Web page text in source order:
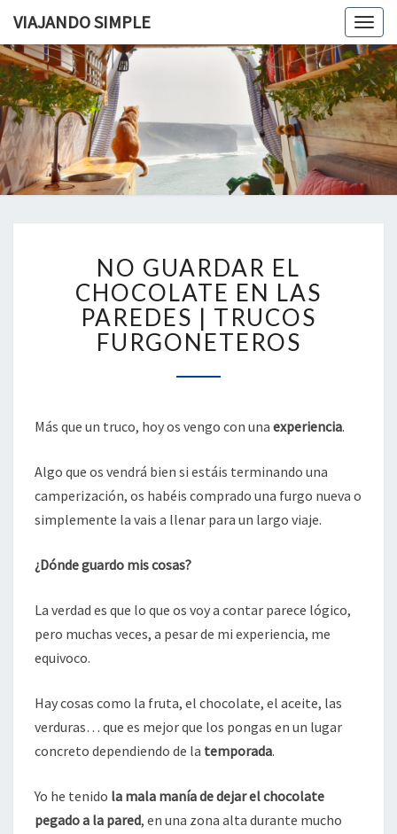
VIAJANDO SIMPLE
SIMPLE
Viviendo
En Un
Camión
Por
Europa
GUARDAR
EL
CHOCOLATE
LAS
|
FURGONETEROS
NO GUARDAR EL
CHOCOLATE EN LAS
PAREDES | TRUCOS
FURGONETEROS
Más que un truco, hoy os vengo con una experiencia.
Algo que os vendrá bien si estáis terminando una
camperización, os habéis comprado una furgo nueva o
simplemente la vais a llenar para un largo viaje.
¿Dónde guardo mis cosas?
La verdad es que lo que os voy a contar parece lógico,
pero muchas veces, a pesar de mi experiencia, me
equivoco.
Hay cosas como la fruta, el chocolate, el aceite, las
verduras… que es mejor que los pongas en un lugar
concreto dependiendo de la temporada.
Yo he tenido la mala manía de dejar el chocolate
pegado a la pared, en una zona alta durante mucho